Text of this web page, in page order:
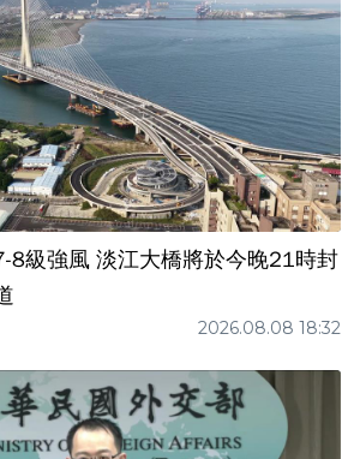
8級強風 淡江大橋將於今晚21時封
2026.08.08 18:32